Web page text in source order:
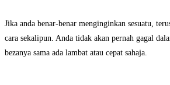
Jika anda benar-benar menginginkan sesuatu,
cara sekalipun. Anda tidak akan pernah gagal
bezanya sama ada lambat atau cepat sahaja.